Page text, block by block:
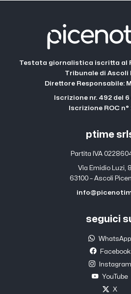
Testata giornalistica iscritta al
Tribunale di Ascoli
Direttore Responsabile:
Iscrizione nr. 492 del 6
Iscrizione ROC n°
ptime
Partita IVA
Via Emidio Luzi,
63100 – Ascoli
seguici
WhatsApp
Facebook
Instagram
YouTube
X